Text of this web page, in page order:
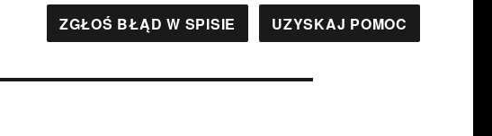
ZGŁOŚ BŁĄD W SPISIE UZYSKAJ POMOC